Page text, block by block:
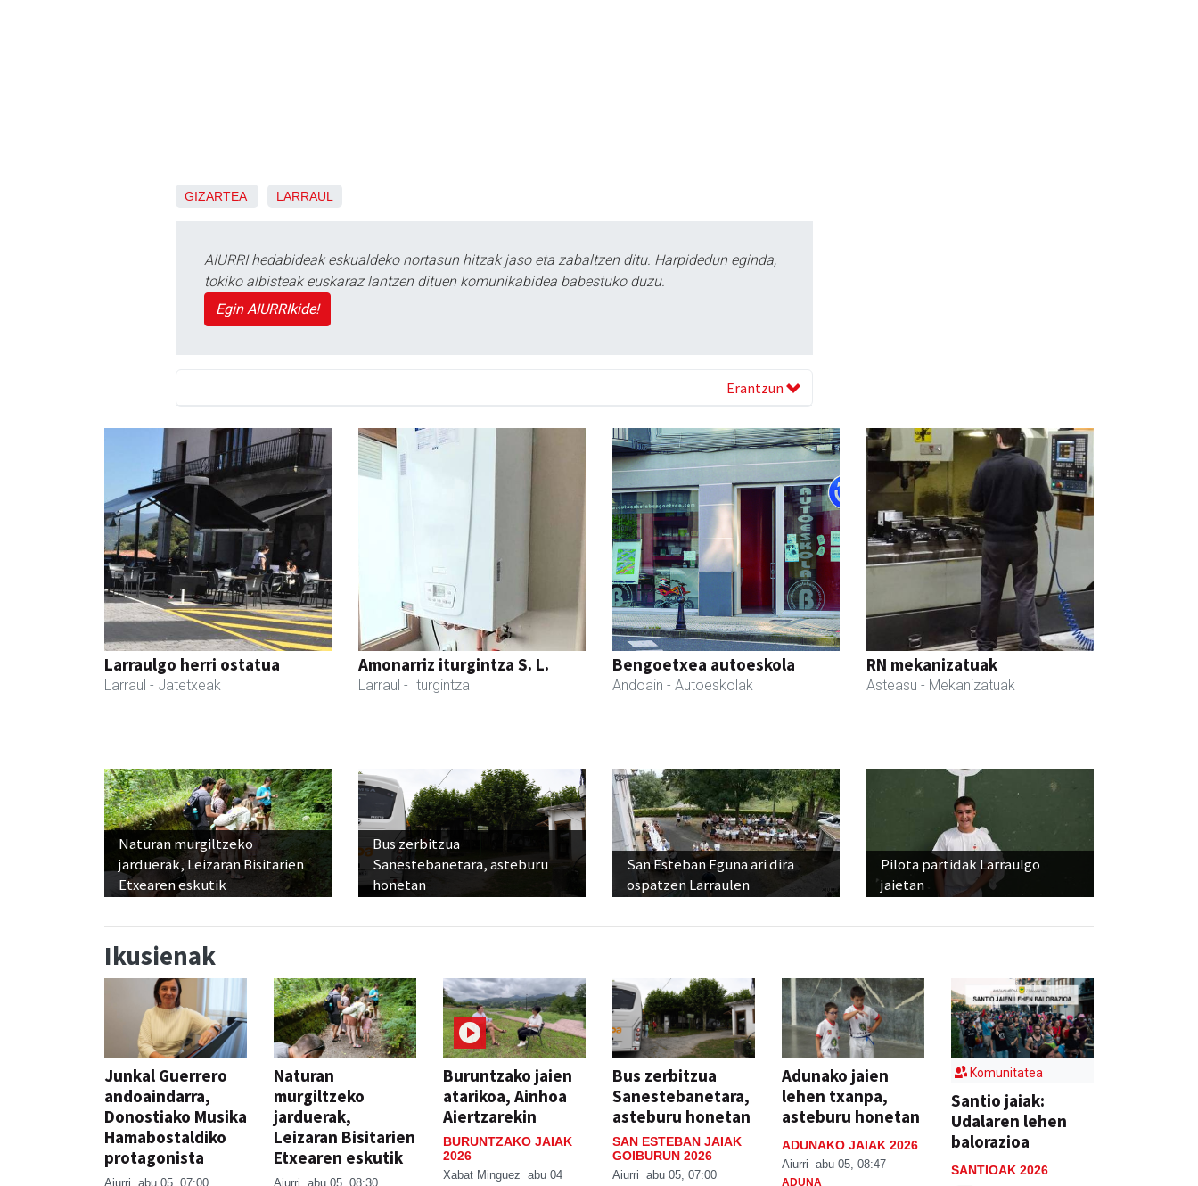
GIZARTEA LARRAUL
AIURRI hedabideak eskualdeko nortasun hitzak jaso eta zabaltzen ditu. Harpidedun eginda,
tokiko albisteak euskaraz lantzen dituen komunikabidea babestuko duzu.
Egin AIURRIkide!
Erantzun
Larraulgo herri ostatua
Larraul - Jatetxeak
Amonarriz iturgintza S. L.
Larraul - Iturgintza
Bengoetxea autoeskola
Andoain - Autoeskolak
RN mekanizatuak
Asteasu - Mekanizatuak
Naturan murgiltzeko
jarduerak, Leizaran Bisitarien
Etxearen eskutik
Bus zerbitzua
Sanestebanetara, asteburu
honetan
San Esteban Eguna ari dira
ospatzen Larraulen
Pilota partidak Larraulgo
jaietan
Ikusienak
Junkal Guerrero
andoaindarra,
Donostiako Musika
Hamabostaldiko
protagonista
Aiurri abu 05, 07:00
Naturan
murgiltzeko
jarduerak,
Leizaran Bisitarien
Etxearen eskutik
Aiurri abu 05, 08:30
Buruntzako jaien
atarikoa, Ainhoa
Aiertzarekin
BURUNTZAKO JAIAK
2026
Xabat Minguez abu 04
Bus zerbitzua
Sanestebanetara,
asteburu honetan
SAN ESTEBAN JAIAK
GOIBURUN 2026
Aiurri abu 05, 07:00
Adunako jaien
lehen txanpa,
asteburu honetan
ADUNAKO JAIAK 2026
Aiurri abu 05, 08:47
ADUNA
Komunitatea
Santio jaiak:
Udalaren lehen
balorazioa
SANTIOAK 2026